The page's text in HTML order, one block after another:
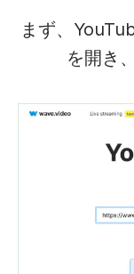
まず、
を開き